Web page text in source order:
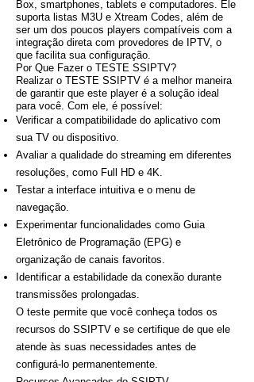
Box, smartphones, tablets e computadores. Ele
suporta listas M3U e Xtream Codes, além de
ser um dos poucos players compatíveis com a
integração direta com provedores de IPTV, o
que facilita sua configuração.
Por Que Fazer o TESTE SSIPTV?
Realizar o TESTE SSIPTV é a melhor maneira
de garantir que este player é a solução ideal
para você. Com ele, é possível:
Verificar a compatibilidade do aplicativo com
sua TV ou dispositivo.
Avaliar a qualidade do streaming em diferentes
resoluções, como Full HD e 4K.
Testar a interface intuitiva e o menu de
navegação.
Experimentar funcionalidades como Guia
Eletrônico de Programação (EPG) e
organização de canais favoritos.
Identificar a estabilidade da conexão durante
transmissões prolongadas.
O teste permite que você conheça todos os
recursos do SSIPTV e se certifique de que ele
atende às suas necessidades antes de
configurá-lo permanentemente.